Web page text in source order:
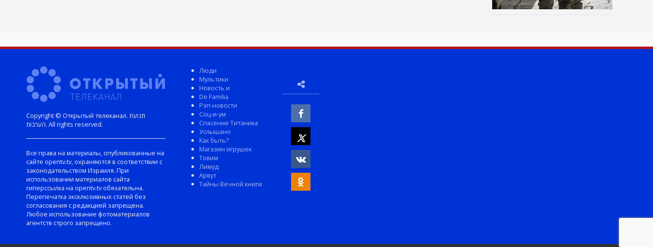
Copyright © Открытый телеканал. תנועת
הערבות. All rights reserved.
Все права на материалы, опубликованные на
сайте opentv.tv, охраняются в соответствии с
законодательством Израиля. При
использовании материалов сайта
гиперссылка на opentv.tv обязательна.
Перепечатка эксклюзивных статей без
согласования с редакцией запрещена.
Любое использование фотоматериалов
агентств строго запрещено.
Люди
Мультики
Новость и
De Familia
Рэп-новости
Соц-и-ум
Спасение Титаника
Услышано
Как быть?
Магазин игрушек
Товим
Лимуд
Арвут
Тайны Вечной книги